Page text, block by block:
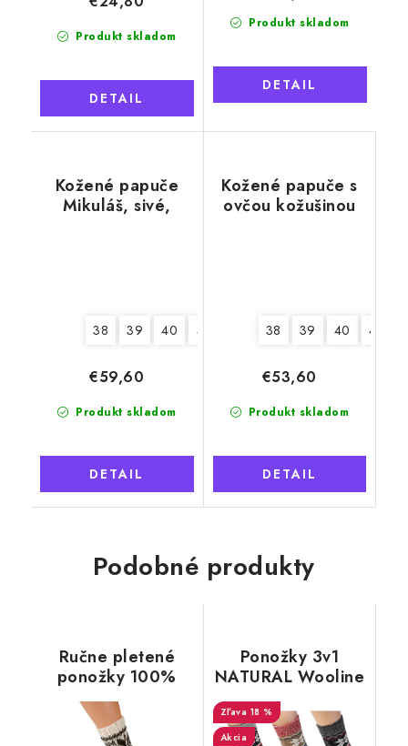
Produkt skladom
DETAIL
Produkt skladom
DETAIL
Kožené papuče
Mikuláš, sivé,
38 39 40 41 43 44 45 46
Produkt skladom
€59,60
DETAIL
Kožené papuče s
ovčou kožušinou
38 39 40 41
Produkt skladom
€53,60
DETAIL
Podobné produkty
Ručne pletené
ponožky 100%
ovčia vlna svetlé, s
vločkou
Ponožky 3v1
NATURAL Wooline
Wool 8, dámske
18 %
Akcia